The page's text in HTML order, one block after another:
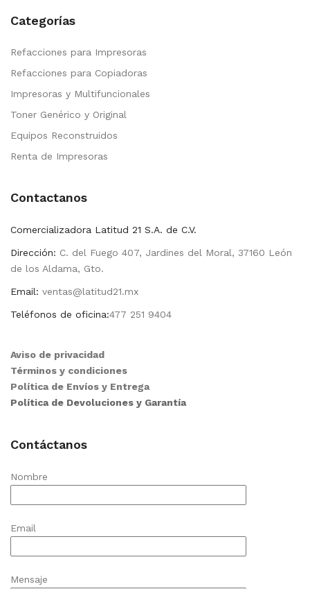
Categorías
Refacciones para Impresoras
Refacciones para Copiadoras
Impresoras y Multifuncionales
Toner Genérico y Original
Equipos Reconstruidos
Renta de Impresoras
Contactanos
Comercializadora Latitud 21 S.A. de C.V.
Dirección: C. del Fuego 407, Jardines del Moral, 37160 León
de los Aldama, Gto.
Email: ventas@latitud21.mx
Teléfonos de oficina:477 251 9404
Aviso de privacidad
Términos y condiciones
Política de Envíos y Entrega
Política de Devoluciones y Garantía
Contáctanos
Nombre
Email
Mensaje